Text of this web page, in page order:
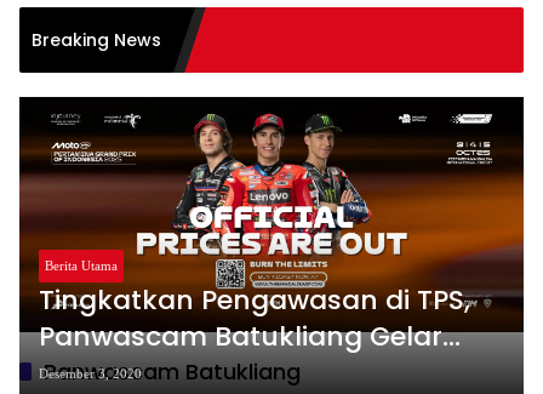
Breaking News
Panwascam Batukliang
Berita Utama
Tingkatkan Pengawasan di TPS,
Panwascam Batukliang Gelar
Bimtek Untuk 173 Pengawas TPS
Desember 3, 2020